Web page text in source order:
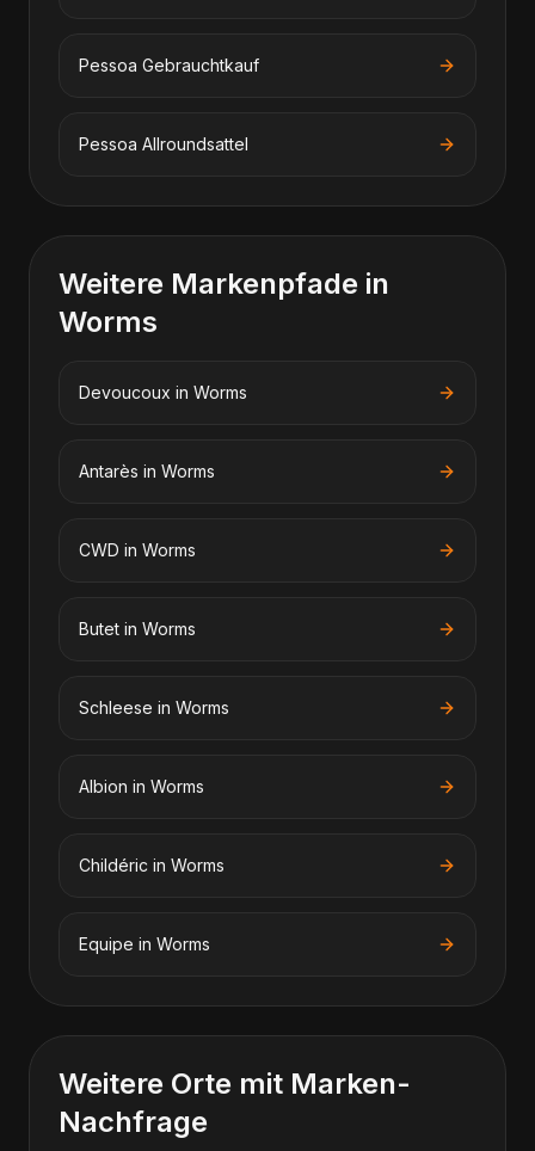
Pessoa Gebrauchtkauf
Pessoa Allroundsattel
Weitere Markenpfade in
Worms
Devoucoux in Worms
Antarès in Worms
CWD in Worms
Butet in Worms
Schleese in Worms
Albion in Worms
Childéric in Worms
Equipe in Worms
Weitere Orte mit Marken-
Nachfrage